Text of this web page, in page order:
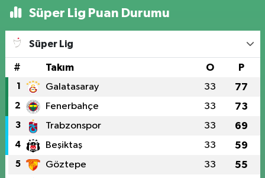
Süper Lig Puan Durumu
Süper Lig
# Takım O P
1 Galatasaray 33 77
2 Fenerbahçe 33 73
3 Trabzonspor 33 69
4 Beşiktaş 33 59
5 Göztepe 33 55